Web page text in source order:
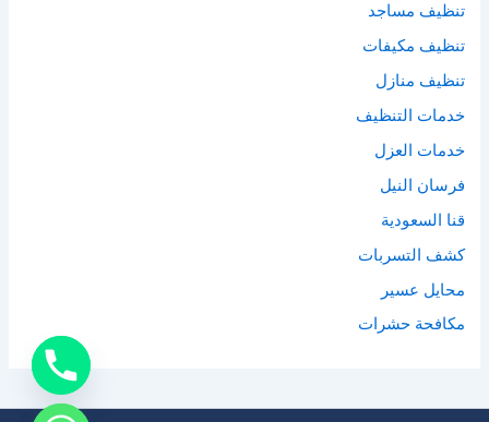
تنظيف مساجد
تنظيف مكيفات
تنظيف منازل
خدمات التنظيف
خدمات العزل
فرسان النيل
قنا السعودية
كشف التسربات
محايل عسير
مكافحة حشرات